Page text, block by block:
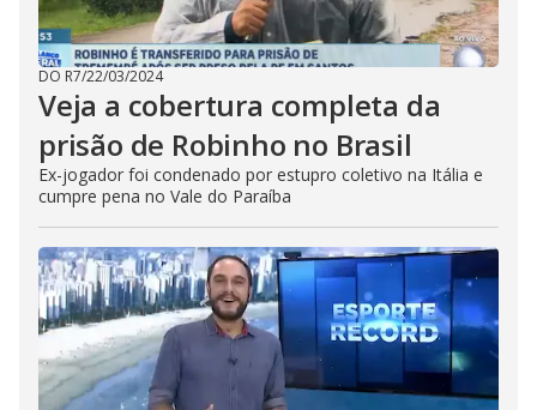
DO R7/22/03/2024
Veja a cobertura completa da
prisão de Robinho no Brasil
Ex-jogador foi condenado por estupro coletivo na Itália e
cumpre pena no Vale do Paraíba